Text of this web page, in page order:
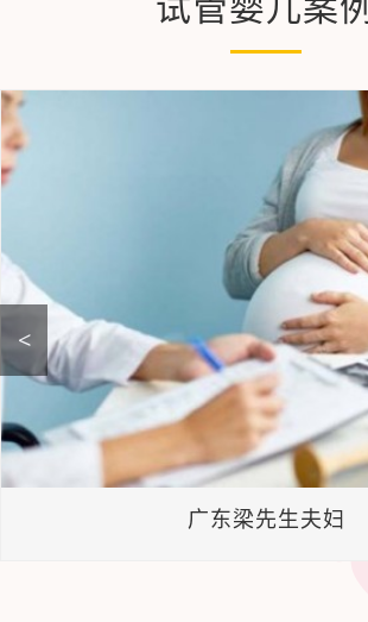
广东梁先生夫妇
<